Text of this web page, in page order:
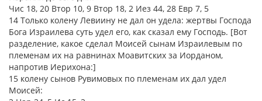
Чис 18, 20 Втор 10, 9 Втор 18, 2 Иез 44, 28 Евр 7, 5
14 Только колену Левиину не дал он удела: жертвы Господа
Бога Израилева суть удел его, как сказал ему Господь. [Вот
разделение, какое сделал Моисей сынам Израилевым по
племенам их на равнинах Моавитских за Иорданом,
напротив Иерихона:]
15 колену сынов Рувимовых по племенам их дал удел
Моисей: